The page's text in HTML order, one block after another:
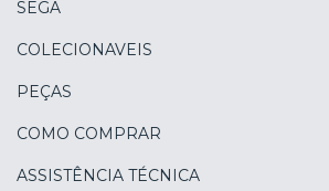
SEGA
COLECIONAVEIS
PEÇAS
COMO COMPRAR
ASSISTÊNCIA TÉCNICA